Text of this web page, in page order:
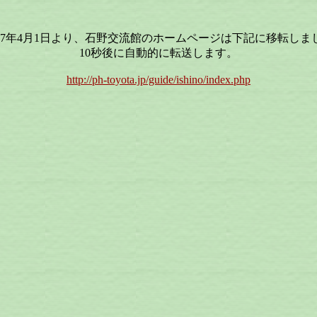
年4月1日より、石野交流館のホームページは下記に移転しま
10秒後に自動的に転送します。
http://ph-toyota.jp/guide/ishino/index.php